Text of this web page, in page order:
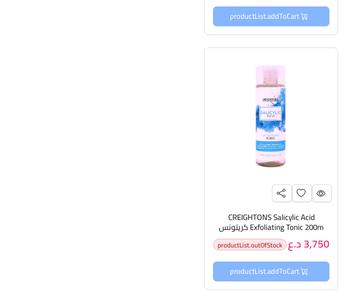
productList.addToCart
CREIGHTONS Salicylic Acid
Exfoliating Tonic 200m كريتونس
تونر مقشر ومنقي للبشرة بحمض
الساليسيليك 3,750 د.ع productList.outOfStock
productList.addToCart